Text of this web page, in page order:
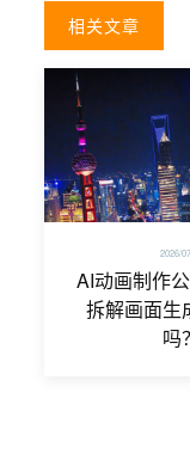
相关文章
2026/
AI动画制作
拆解画面生
吗